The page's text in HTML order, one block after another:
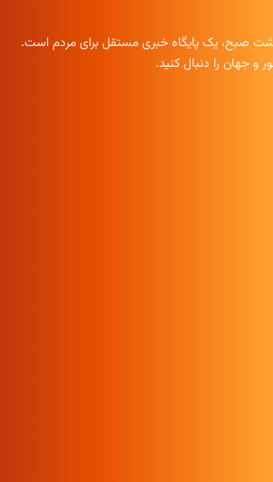
صبح، یک پایگاه خبری مستقل برای مردم است.
و جهان را دنبال کنید.